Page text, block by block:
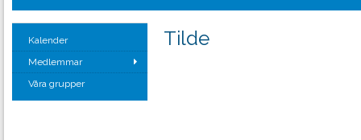
Kalender
Medlemmar
Våra grupper
Tilde